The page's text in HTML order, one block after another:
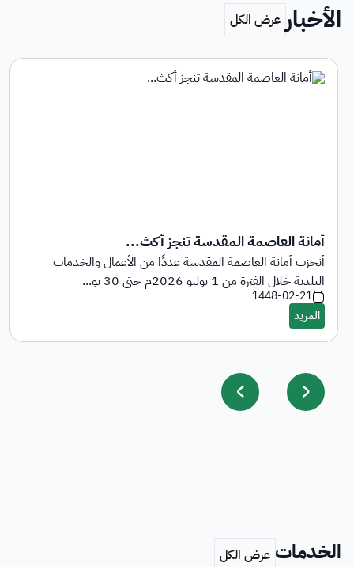
الأخبار
أمانة العاصمة المقدسة تنجز أكث...
أنجزت أمانة العاصمة المقدسة عددًا من الأعمال والخدمات
البلدية خلال الفترة من 1 يوليو 2026م حتى 30 يو...
1448-02-21
الخدمات